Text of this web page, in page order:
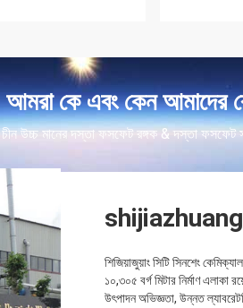
আমরা কে এবং কেন আমাদের
চীন উচ্চ মানের দস্তা ফসফেট রঙ্গক & দস্তা ফসফেট
শিজিয়াজুয়াং সিটি সিনশেং
১০,৩০৫ বর্গ মিটার নির্মাণ
উৎপাদন অভিজ্ঞতা, উন্নত